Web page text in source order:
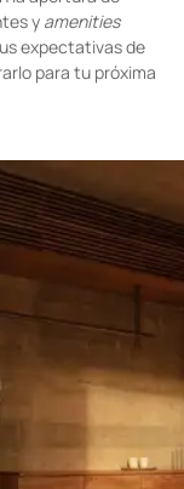
la mejor calidad
y
expectativas de
para tu próxima